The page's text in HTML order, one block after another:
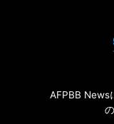
AFPBB News